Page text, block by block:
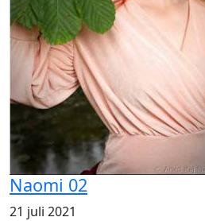
Naomi 02
21 juli 2021